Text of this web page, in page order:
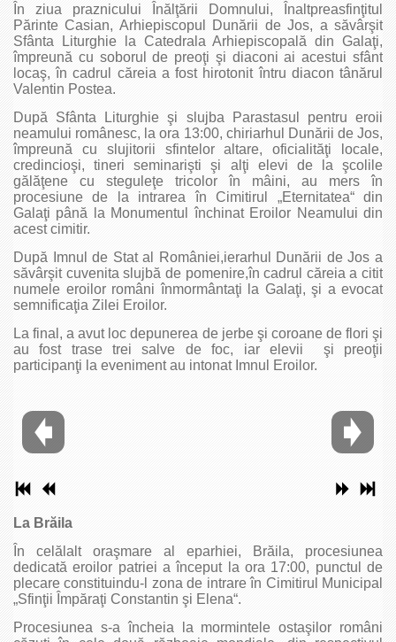
În ziua praznicului Înălţării Domnului, Înaltpreasfinţitul
Părinte Casian, Arhiepiscopul Dunării de Jos, a săvârşit
Sfânta Liturghie la Catedrala Arhiepiscopală din Galaţi,
împreună cu soborul de preoţi şi diaconi ai acestui sfânt
locaş, în cadrul căreia a fost hirotonit întru diacon tânărul
Valentin Postea.
După Sfânta Liturghie şi slujba Parastasul pentru eroii
neamului românesc, la ora 13:00, chiriarhul Dunării de Jos,
împreună cu slujitorii sfintelor altare, oficialităţi locale,
credincioşi, tineri seminarişti şi alţi elevi de la şcolile
gălăţene cu steguleţe tricolor în mâini, au mers în
procesiune de la intrarea în Cimitirul „Eternitatea“ din
Galaţi până la Monumentul închinat Eroilor Neamului din
acest cimitir.
După Imnul de Stat al României,ierarhul Dunării de Jos a
săvârşit cuvenita slujbă de pomenire,în cadrul căreia a citit
numele eroilor români înmormântaţi la Galaţi, şi a evocat
semnificaţia Zilei Eroilor.
La final, a avut loc depunerea de jerbe şi coroane de flori şi
au fost trase trei salve de foc, iar elevii şi preoţii
participanţi la eveniment au intonat Imnul Eroilor.
La Brăila
În celălalt oraşmare al eparhiei, Brăila, procesiunea
dedicată eroilor patriei a început la ora 17:00, punctul de
plecare constituindu-l zona de intrare în Cimitirul Municipal
„Sfinţii Împăraţi Constantin şi Elena“.
Procesiunea s-a încheia la mormintele ostaşilor români